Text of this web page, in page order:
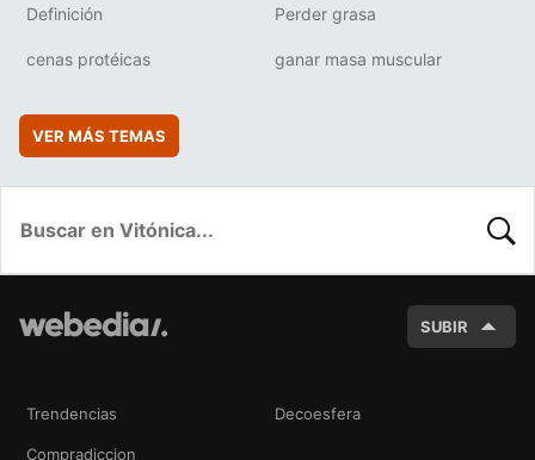
Definición Perder grasa
cenas protéicas ganar masa muscular
VER MÁS TEMAS
SUBIR
Trendencias Decoesfera
Compradiccion